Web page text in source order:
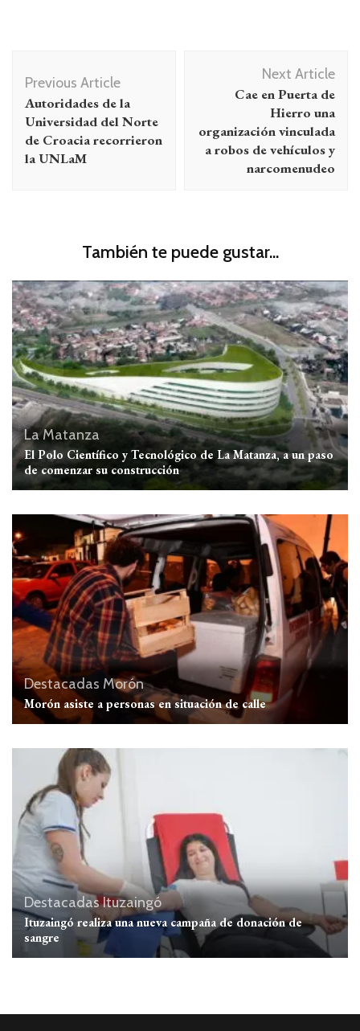
de
entradas
Previous Article
Autoridades de la
Universidad del Norte
de Croacia recorrieron
la UNLaM
Next Article
Cae en Puerta de
Hierro una
organización vinculada
a robos de vehículos y
narcomenudeo
También te puede gustar...
La Matanza
El Polo Científico y Tecnológico de La Matanza, a un paso
de comenzar su construcción
Destacadas Morón
Morón asiste a personas en situación de calle
DestacadasItuzaingó
Ituzaingó realiza una nueva campaña de donación de
sangre